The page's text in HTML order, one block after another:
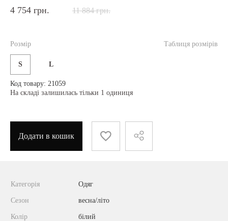
4 754 грн. 11 884 грн.
Таблиця розмірів
Розмір
S L
Код товару: 21059
На складі залишилась тільки 1 одиниця
Додати в кошик
Категорія Одяг
Сезон весна/літо
Колір білий